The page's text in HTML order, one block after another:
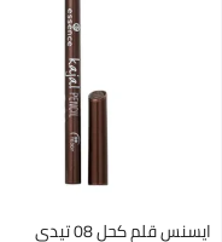
ايسنس قلم كحل 08 تيدي